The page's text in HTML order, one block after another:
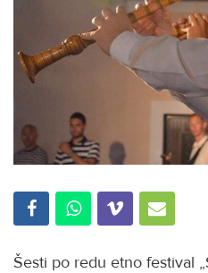
Šesti po redu etno festival